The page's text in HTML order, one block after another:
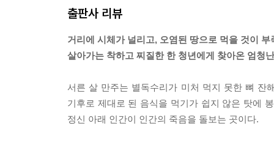
“천사의 날개라…. 사막 다음부터가 리그의 진짜
문득 누군가가 쿠의 행운을 덜어 내게 몰아준 건
--- p.59
“만주, 무토는 보통 기기가 아니야. 알지? 세상의
출판사 리뷰
거리에 시체가 널리고, 오염된 땅으로 먹을 것이 부
살아가는 착하고 찌질한 한 청년에게 찾아온 엄청
서른 살 만주는 별독수리가 미처 먹지 못한 뼈 잔
기후로 제대로 된 음식을 먹기가 쉽지 않은 탓에
정신 아래 인간이 인간의 죽음을 돌보는 곳이다.